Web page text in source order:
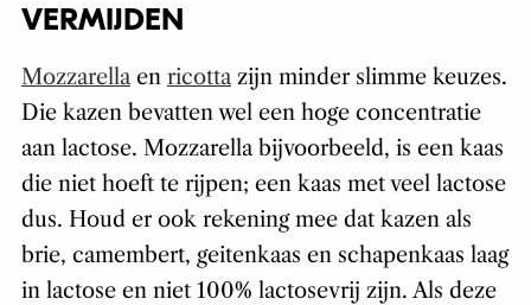
VERMIJDEN
Mozzarellaen ricottazijn minder slimme keuzes.
Die kazen bevatten wel een hoge concentratie
aan lactose. Mozzarella bijvoorbeeld, is een kaas
die niet hoeft te rijpen; een kaas met veel lactose
dus. Houd er ook rekening mee dat kazen als
brie, camembert, geitenkaas en schapenkaas laag
in lactose en niet 100% lactosevrij zijn. Als deze